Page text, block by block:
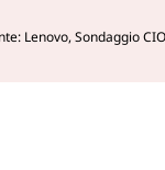
Lenovo, Sondaggio